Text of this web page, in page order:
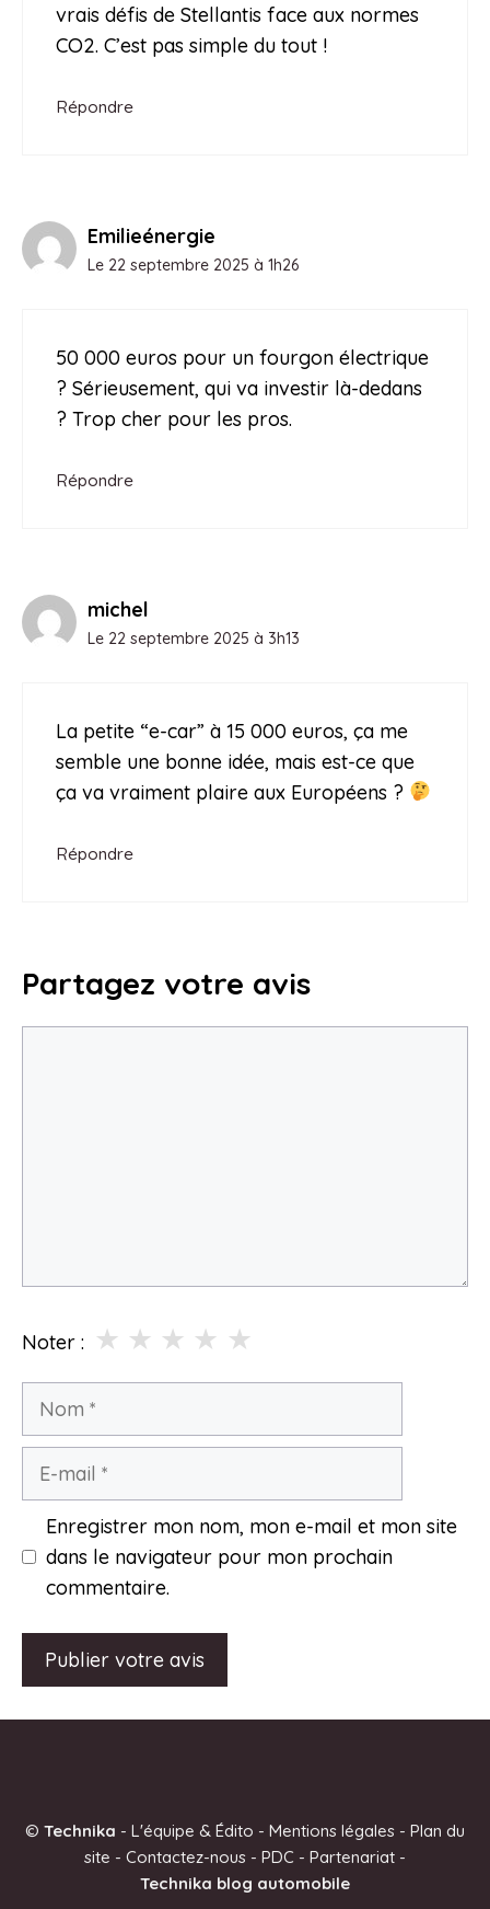
vrais défis de Stellantis face aux normes
CO2. C’est pas simple du tout !
Répondre
Emilieénergie
Le 22 septembre 2025 à 1h26
50 000 euros pour un fourgon électrique
? Sérieusement, qui va investir là-dedans
? Trop cher pour les pros.
Répondre
michel
Le 22 septembre 2025 à 3h13
La petite “e-car” à 15 000 euros, ça me
semble une bonne idée, mais est-ce que
ça va vraiment plaire aux Européens ?
Répondre
Partagez votre avis
Noter : ★
★
★
★
★
Nom
Enregistrer mon nom, mon e-mail et mon site
dans le navigateur pour mon prochain
commentaire.
r
© Technika - L'équipe & Édito - Mentions légales - Plan du
site - Contactez-nous - PDC - Partenariat -
Technika blog automobile